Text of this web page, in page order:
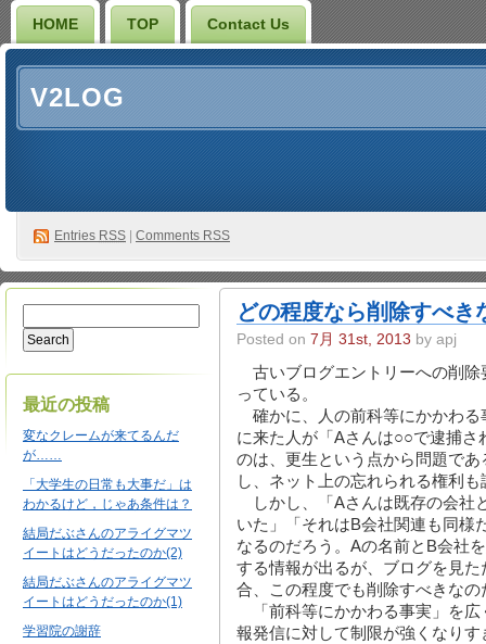
HOME TOP Contact Us
V2LOG
Entries RSS Comments RSS
最近の投稿
変なクレームが来てるんだ
が……
「大学生の日常も大事だ」は
わかるけど，じゃあ条件は？
結局だぶさんのアライグマツ
イートはどうだったのか(2)
結局だぶさんのアライグマツ
イートはどうだったのか(1)
学習院の謝辞
どの程度なら削除すべき
Posted on 7月 31st, 2013 by apj
古いブログエントリーへの削除
っている。
確かに、人の前科等にかかわる
に来た人が「Aさんは○○で逮捕
のは、更生という点から問題で
し、ネット上の忘れられる権利
しかし、「Aさんは既存の会社
いた」「それはB会社関連も同様
なるのだろう。Aの名前とB会社
する情報が出るが、ブログを見
合、この程度でも削除すべきなの
「前科等にかかわる事実」を広
報発信に対して制限が強くなり